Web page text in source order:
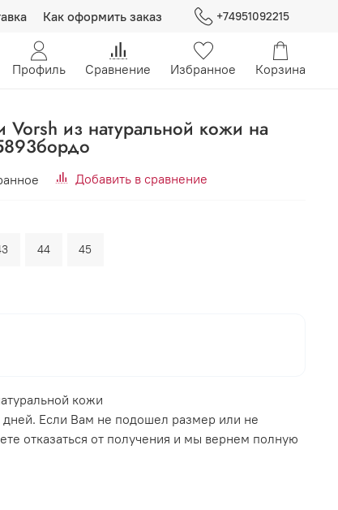
Как оформить заказ +74951092215
Профиль Сравнение Избранное Корзина
из натуральной кожи на
Добавить в сравнение
44 45
кожи
дней. Если Вам не подошел размер или не
отказаться от получения и мы вернем полную